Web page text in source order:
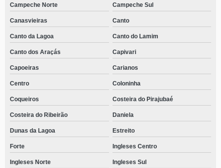
Campeche Norte Campeche Sul
Canasvieiras Canto
Canto da Lagoa Canto do Lamim
Canto dos Araçás Capivari
Capoeiras Carianos
Centro Coloninha
Coqueiros Costeira do Pirajubaé
Costeira do Ribeirão Daniela
Dunas da Lagoa Estreito
Forte Ingleses Centro
Ingleses Norte Ingleses Sul